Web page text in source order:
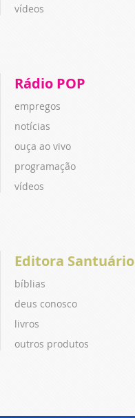
vídeos
Rádio POP
empregos
notícias
ouça ao vivo
programação
vídeos
Editora Santuário
bíblias
deus conosco
livros
outros produtos